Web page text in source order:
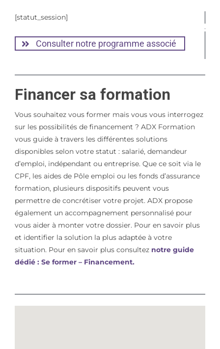
[statut_session]
Consulter notre programme associé
Financer sa formation
Vous souhaitez vous former mais vous vous interrogez
sur les possibilités de financement ? ADX Formation
vous guide à travers les différentes solutions
disponibles selon votre statut : salarié, demandeur
d’emploi, indépendant ou entreprise. Que ce soit via le
CPF, les aides de Pôle emploi ou les fonds d’assurance
formation, plusieurs dispositifs peuvent vous
permettre de concrétiser votre projet. ADX propose
également un accompagnement personnalisé pour
vous aider à monter votre dossier. Pour en savoir plus
et identifier la solution la plus adaptée à votre
situation. Pour en savoir plus consulteznotre guide
dédié : Se former – Financement.